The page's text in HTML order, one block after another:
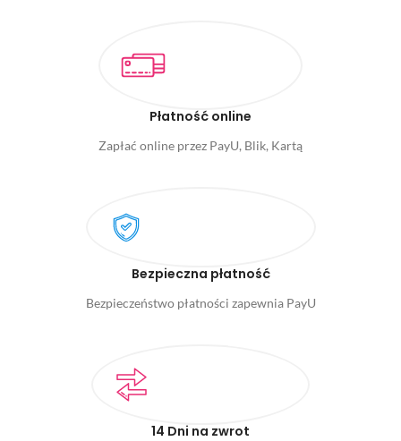
Płatność online
Zapłać online przez PayU, Blik, Kartą
Bezpieczna płatność
Bezpieczeństwo płatności zapewnia PayU
14 Dni na zwrot